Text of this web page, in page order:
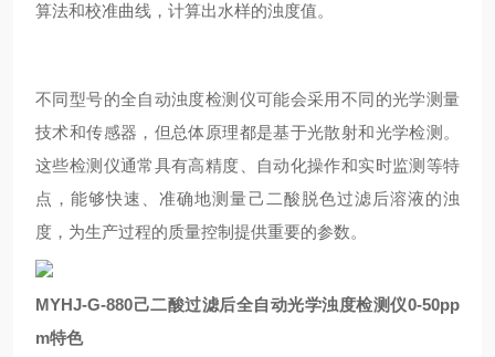
算法和校准曲线，计算出水样的浊度值。
不同型号的全自动浊度检测仪可能会采用不同的光学测量
技术和传感器，但总体原理都是基于光散射和光学检测。
这些检测仪通常具有高精度、自动化操作和实时监测等特
点，能够快速、准确地测量己二酸脱色过滤后溶液的浊
度，为生产过程的质量控制提供重要的参数。
MYHJ-G-880己二酸过滤后全自动光学浊度检测仪0-50pp
m特色